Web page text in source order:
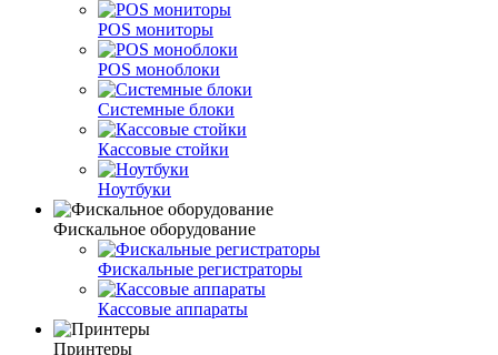
POS мониторы
POS моноблоки
Системные блоки
Кассовые стойки
Ноутбуки
Фискальное оборудование
Фискальные регистраторы
Кассовые аппараты
Принтеры